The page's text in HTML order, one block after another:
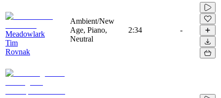
Meadowlark
Tim
Rovnak
Ambient/New
Age, Piano,
Neutral
2:34 -